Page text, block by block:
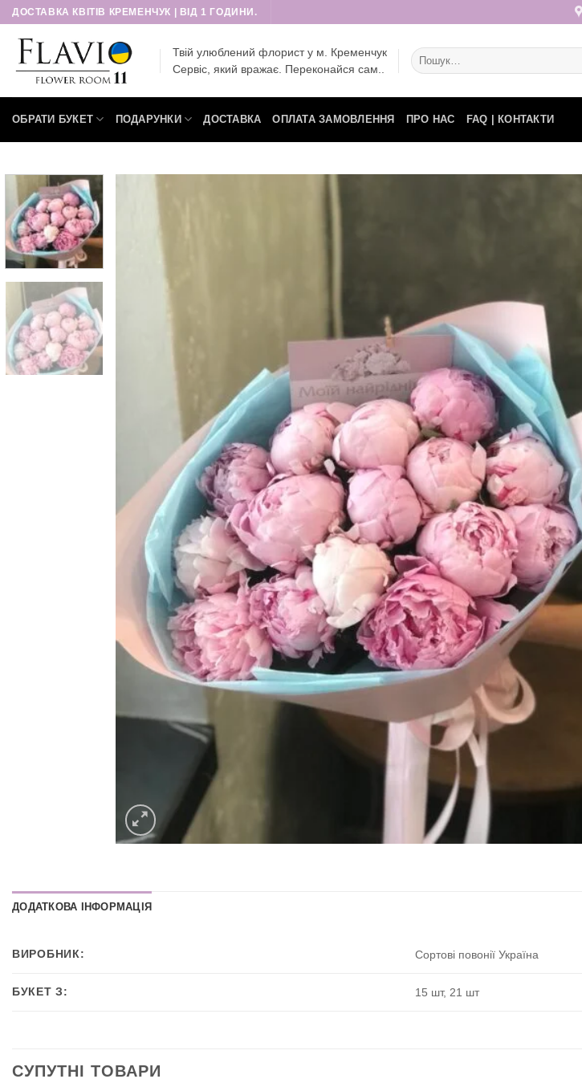
Пропустити
ДОСТАВКА КВІТІВ КРЕМЕНЧУК | ВІД 1 ГОДИНИ.
Твій улюблений флорист у м. Кременчук
Сервіс, який вражає. Переконайся сам..
Шукати:
ОБРАТИ БУКЕТ ПОДАРУНКИ ДОСТАВКА ОПЛАТА ЗАМОВЛЕННЯ ПРО НАС FAQ | КОНТАКТИ
ДОДАТКОВА ІНФОРМАЦІЯ
ВИРОБНИК: Сортові повонії Україна
БУКЕТ З: 15 шт, 21 шт
СУПУТНІ ТОВАРИ